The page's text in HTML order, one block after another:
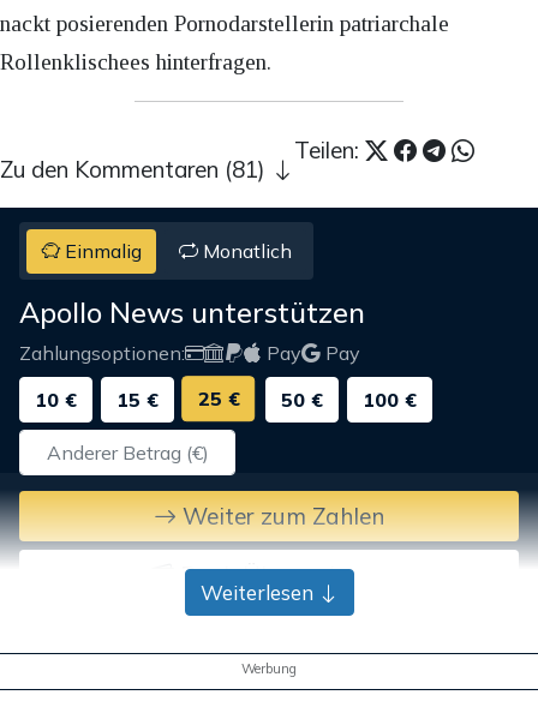
nackt posierenden Pornodarstellerin patriarchale
Rollenklischees hinterfragen.
Teilen:
Zu den Kommentaren (81)
Einmalig Monatlich
Apollo News unterstützen
Zahlungsoptionen: Pay
Pay
10 €
15 € 25 € 50 € 100 €
Weiter zum Zahlen
Bank-Überweisung
Weiterlesen
Werbung